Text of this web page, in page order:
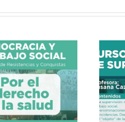
CURSO DE FORMACIÓN
DE SUPERVISORAS